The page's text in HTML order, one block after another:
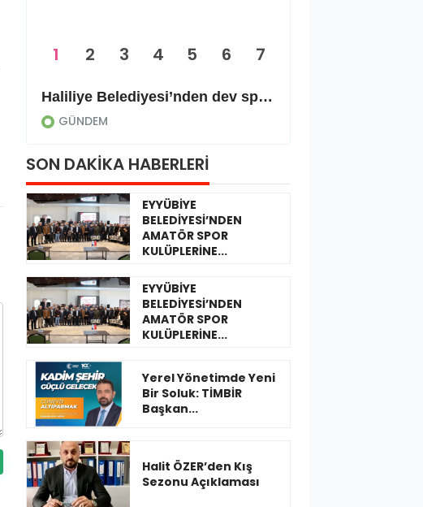
Haliliye Belediyesi’nden dev spor yatırımı: Okçuluk sahası ve kapalı salon yapılıyor
GÜNDEM
1 2 3 4 5 6 7
SON DAKİKA HABERLERİ
EYYÜBİYE
BELEDİYESİ’NDEN
AMATÖR SPOR
KULÜPLERİNE...
EYYÜBİYE
BELEDİYESİ’NDEN
AMATÖR SPOR
KULÜPLERİNE...
Yerel Yönetimde Yeni
Bir Soluk: TİMBİR
Başkan...
Halit ÖZER’den Kış
Sezonu Açıklaması